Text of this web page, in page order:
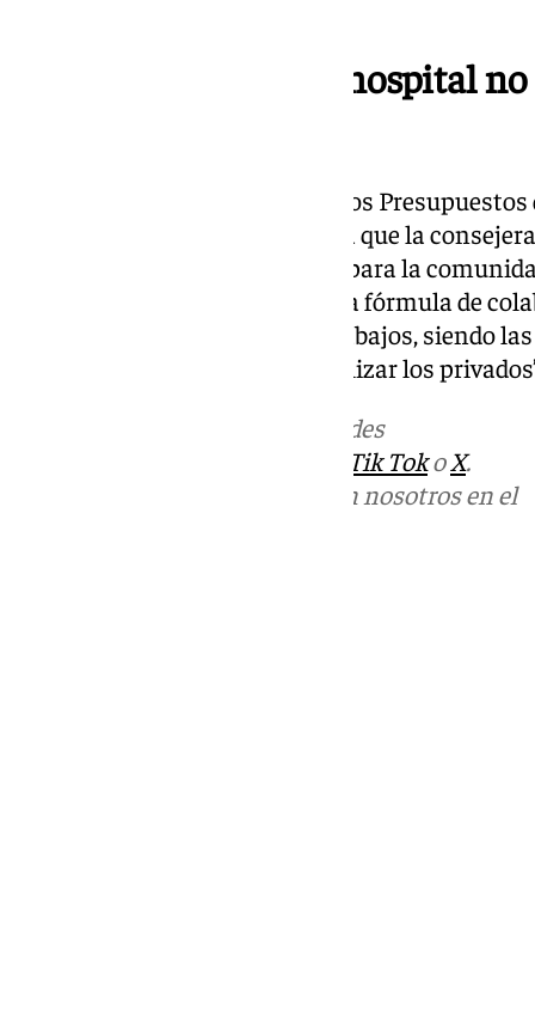
La partida del tercer hospital
Uno de los ausentes dentro de los
para el tercer hospital, una obra que la
“absolutamente emblemática” para la
ausencia viene justificada por la fórmula de
que se van a llevar a cabo los trabajos, siendo
aparcamiento, “que lo van a realizar los
en las redes
Tik TokoX.
Puedes ponerte en contacto con nosotros en el